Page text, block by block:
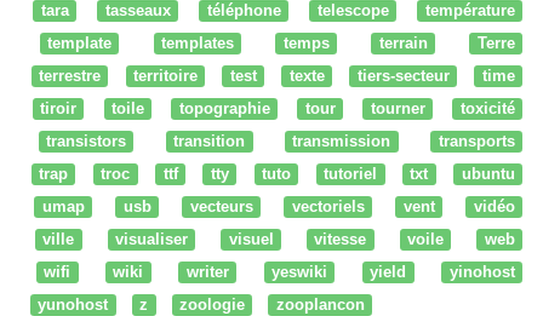
tara
tasseaux téléphone telescope
température
template
templates temps terrain
Terre
terrestre
territoire test texte tiers-secteur
time
tiroir
toile topographie tour tourner
toxicité
transistors
transition transmission
transports
trap
troc ttf tty tuto tutoriel txt
ubuntu
umap
usb vecteurs vectoriels vent
vidéo
ville
visualiser visuel vitesse voile
web
wifi
wiki writer yeswiki yield
yinohost
yunohost
z zoologie zooplancon